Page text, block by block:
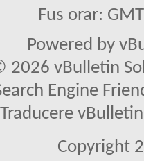
Fus orar:
Powered by
2026 vBulletin
Engine
Traducere
Copyright